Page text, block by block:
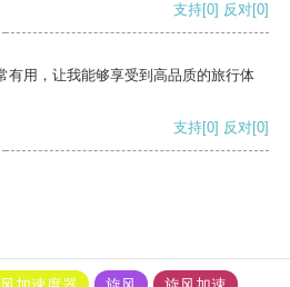
支持[0] 反对[0]
有用，让我能够享受到高品质的旅行体
支持[0] 反对[0]